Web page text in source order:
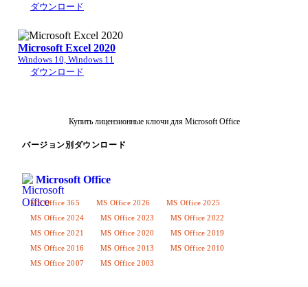
ダウンロード
Microsoft Excel 2020
Windows 10, Windows 11
ダウンロード
Купить лицензионные ключи для Microsoft Office
バージョン別ダウンロード
Microsoft Office
MS Office 365 MS Office 2026
MS Office 2025
MS Office 2024
MS Office 2023
MS Office 2022
MS Office 2021
MS Office 2020
MS Office 2019
MS Office 2016
MS Office 2013
MS Office 2010
MS Office 2007
MS Office 2003